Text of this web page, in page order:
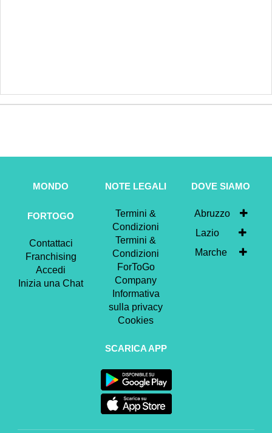
MONDO
FORTOGO
Contattaci
Franchising
Accedi
Inizia una Chat
NOTE LEGALI
Termini &
Condizioni
Termini &
Condizioni
ForToGo
Company
Informativa
sulla privacy
Cookies
DOVE SIAMO
Abruzzo
Lazio
Marche
SCARICA APP